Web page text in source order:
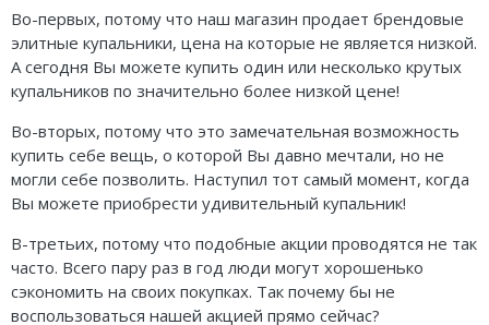
Во-первых, потому что наш магазин продает брендовые
элитные купальники, цена на которые не является низкой.
А сегодня Вы можете купить один или несколько крутых
купальников по значительно более низкой цене!
Во-вторых, потому что это замечательная возможность
купить себе вещь, о которой Вы давно мечтали, но не
могли себе позволить. Наступил тот самый момент, когда
Вы можете приобрести удивительный купальник!
В-третьих, потому что подобные акции проводятся не так
часто. Всего пару раз в год люди могут хорошенько
сэкономить на своих покупках. Так почему бы не
воспользоваться нашей акцией прямо сейчас?